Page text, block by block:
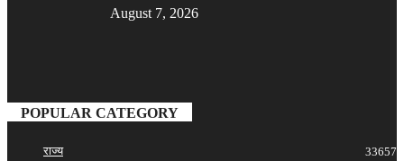
August 7, 2026
POPULAR CATEGORY
राज्य
33657